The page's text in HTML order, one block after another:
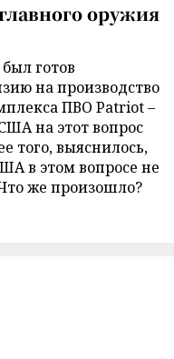
оружия
готов
на производство
ПВО Patriot –
на этот вопрос
того, выяснилось,
в этом вопросе не
же произошло?